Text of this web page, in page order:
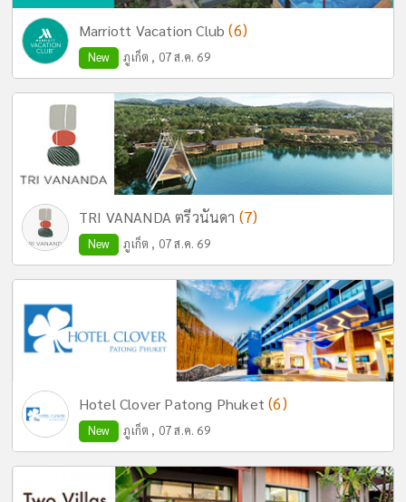
Marriott Vacation Club(6)
New ภูเก็ต , 07 ส.ค. 69
TRI VANANDA ตรีวนันดา (7)
New ภูเก็ต , 07 ส.ค. 69
Hotel Clover Patong Phuket(6)
New ภูเก็ต , 07 ส.ค. 69